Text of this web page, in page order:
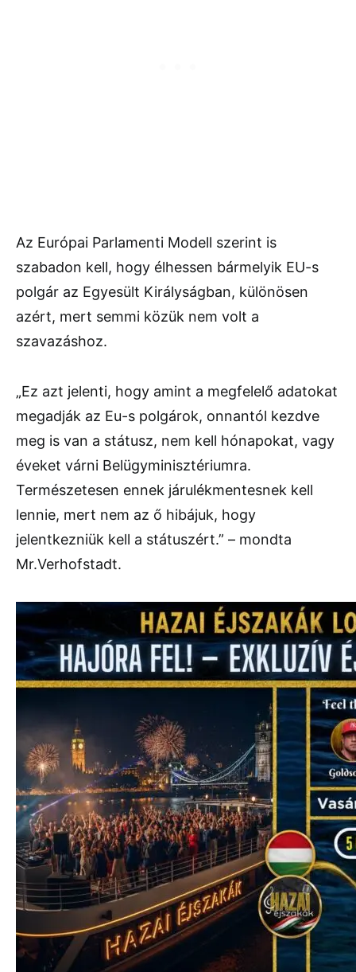
Az Európai Parlamenti Modell szerint is
szabadon kell, hogy élhessen bármelyik EU-s
polgár az Egyesült Királyságban, különösen
azért, mert semmi közük nem volt a
szavazáshoz.
„Ez azt jelenti, hogy amint a megfelelő adatokat
megadják az Eu-s polgárok, onnantól kezdve
meg is van a státusz, nem kell hónapokat, vagy
éveket várni Belügyminisztériumra.
Természetesen ennek járulékmentesnek kell
lennie, mert nem az ő hibájuk, hogy
jelentkezniük kell a státuszért.” – mondta
Mr.Verhofstadt.